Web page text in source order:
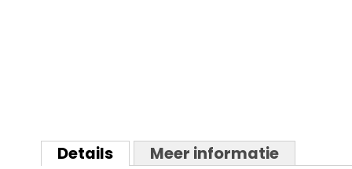
naar
hetDetails Meer informatie